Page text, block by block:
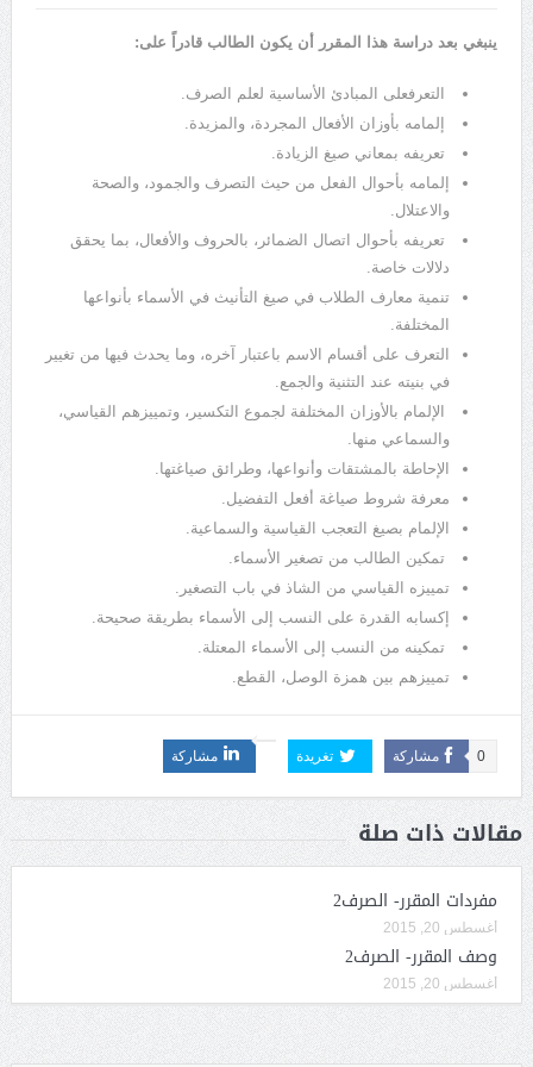
ينبغي بعد دراسة هذا المقرر أن يكون الطالب قادراً على:
التعرفعلى المبادئ الأساسية لعلم الصرف.
إلمامه بأوزان الأفعال المجردة، والمزيدة.
تعريفه بمعاني صيغ الزيادة.
إلمامه بأحوال الفعل من حيث التصرف والجمود، والصحة
والاعتلال.
تعريفه بأحوال اتصال الضمائر، بالحروف والأفعال، بما يحقق
دلالات خاصة.
تنمية معارف الطلاب في صيغ التأنيث في الأسماء بأنواعها
المختلفة.
التعرف على أقسام الاسم باعتبار آخره، وما يحدث فيها من تغيير
في بنيته عند التثنية والجمع.
الإلمام بالأوزان المختلفة لجموع التكسير، وتمييزهم القياسي،
والسماعي منها.
الإحاطة بالمشتقات وأنواعها، وطرائق صياغتها.
معرفة شروط صياغة أفعل التفضيل.
الإلمام بصيغ التعجب القياسية والسماعية.
تمكين الطالب من تصغير الأسماء.
تمييزه القياسي من الشاذ في باب التصغير.
إكسابه القدرة على النسب إلى الأسماء بطريقة صحيحة.
تمكينه من النسب إلى الأسماء المعتلة.
تمييزهم بين همزة الوصل، القطع.
مشاركة 0 تغريدة مشاركة
مقالات ذات صلة
مفردات المقرر- الصرف2
أغسطس 20, 2015
وصف المقرر- الصرف2
أغسطس 20, 2015